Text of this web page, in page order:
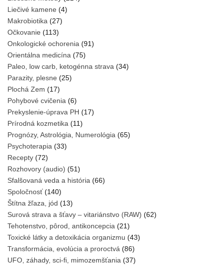
Liečivé kamene (4)
Makrobiotika (27)
Očkovanie (113)
Onkologické ochorenia (91)
Orientálna medicína (75)
Paleo, low carb, ketogénna strava (34)
Parazity, plesne (25)
Plochá Zem (17)
Pohybové cvičenia (6)
Prekyslenie-úprava PH (17)
Prírodná kozmetika (11)
Prognózy, Astrológia, Numerológia (65)
Psychoterapia (33)
Recepty (72)
Rozhovory (audio) (51)
Sfalšovaná veda a história (66)
Spoločnosť(140)
Štítna žľaza, jód (13)
Surová strava a šťavy – vitariánstvo (RAW) (62)
Tehotenstvo, pôrod, antikoncepcia (21)
Toxické látky a detoxikácia organizmu (43)
Transformácia, evolúcia a proroctvá (86)
UFO, záhady, sci-fi, mimozemšťania (37)